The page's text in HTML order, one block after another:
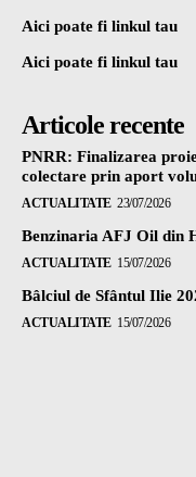
Aici poate fi linkul tau
Aici poate fi linkul tau
Articole recente
PNRR: Finalizarea
colectare prin aport
ACTUALITATE 23/07/2026
Benzinaria AFJ Oil din
ACTUALITATE 15/07/2026
Bâlciul de Sfântul Ilie
ACTUALITATE 15/07/2026